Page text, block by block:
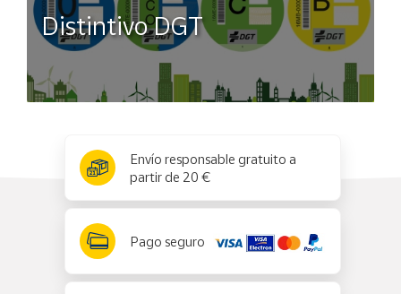
Distintivo DGT
Envío responsable gratuito a
partir de 20 €
Pago seguro